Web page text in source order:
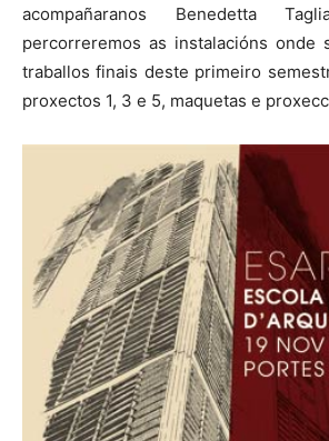
acompañaranos Benedetta
percorreremos as instalacións onde
traballos finais deste primeiro
proxectos 1, 3 e 5, maquetas e